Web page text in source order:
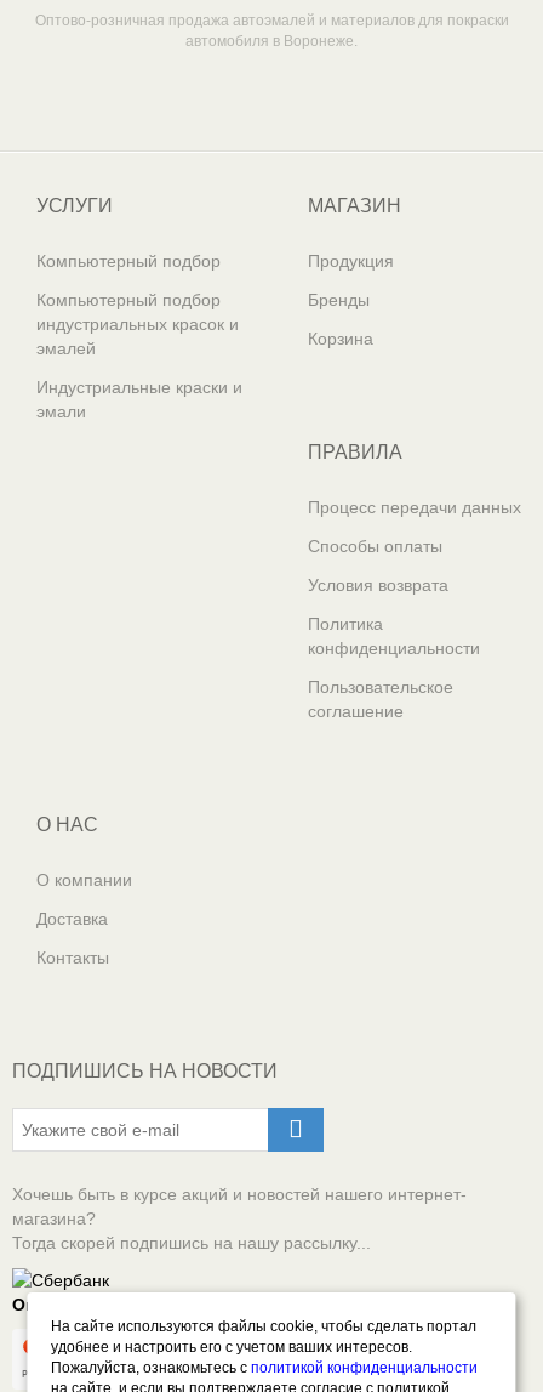
Оптово-розничная продажа автоэмалей и материалов для покраски
автомобиля в Воронеже.
УСЛУГИ
Компьютерный подбор
Компьютерный подбор
индустриальных красок и
эмалей
Индустриальные краски и
эмали
МАГАЗИН
Продукция
Бренды
Корзина
ПРАВИЛА
Процесс передачи данных
Способы оплаты
Условия возврата
Политика
конфиденциальности
Пользовательское
соглашение
О НАС
О компании
Доставка
Контакты
ПОДПИШИСЬ НА НОВОСТИ
Хочешь быть в курсе акций и новостей нашего интернет-
магазина?
Тогда скорей подпишись на нашу рассылку...
Оплачивай онлайн безопасно
На сайте используются файлы cookie, чтобы сделать портал
удобнее и настроить его с учетом ваших интересов.
Пожалуйста, ознакомьтесь сполитикой конфиденциальности
на сайте, и если вы подтверждаете согласие с политикой